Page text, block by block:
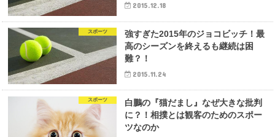
2015.12.18
スポーツ
強すぎた2015年のジョコビッチ！最
高のシーズンを終えるも継続は困
難？！
2015.11.24
スポーツ
白鵬の『猫だまし』なぜ大きな批判
に？！相撲とは観客のためのスポー
ツなのか